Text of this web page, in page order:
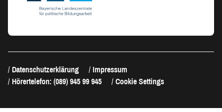
Datenschutzerklärung
Impressum
Hörertelefon: (089) 945 99 945
Cookie Settings